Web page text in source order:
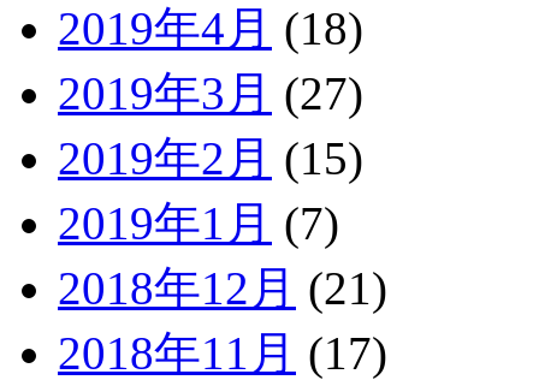
2019年4月 (18)
2019年3月 (27)
2019年2月 (15)
2019年1月 (7)
2018年12月 (21)
2018年11月 (17)